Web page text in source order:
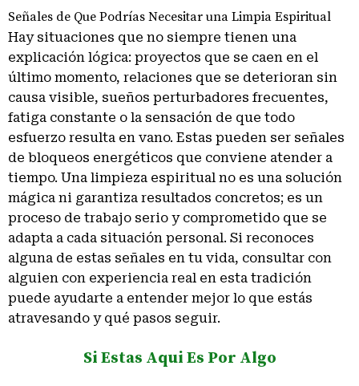
Señales de Que Podrías Necesitar una Limpia Espiritual
Hay situaciones que no siempre tienen una
explicación lógica: proyectos que se caen en el
último momento, relaciones que se deterioran sin
causa visible, sueños perturbadores frecuentes,
fatiga constante o la sensación de que todo
esfuerzo resulta en vano. Estas pueden ser señales
de bloqueos energéticos que conviene atender a
tiempo. Una limpieza espiritual no es una solución
mágica ni garantiza resultados concretos; es un
proceso de trabajo serio y comprometido que se
adapta a cada situación personal. Si reconoces
alguna de estas señales en tu vida, consultar con
alguien con experiencia real en esta tradición
puede ayudarte a entender mejor lo que estás
atravesando y qué pasos seguir.
Si Estas Aqui Es Por Algo